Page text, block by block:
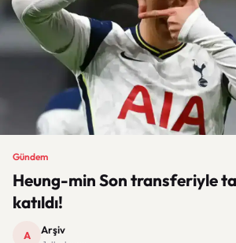
Gündem
Heung-min Son transferiyle
katıldı!
A Arşiv